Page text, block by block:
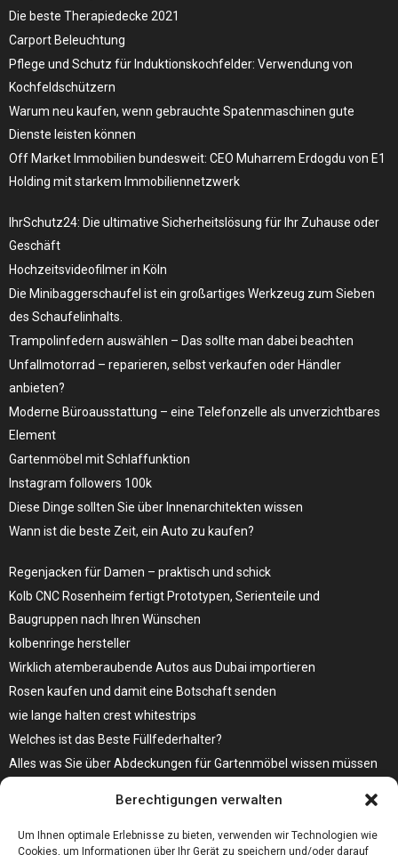
Berechtigungen verwalten
Um Ihnen optimale Erlebnisse zu bieten, verwenden wir Technologien wie
Cookies, um Informationen über Ihr Gerät zu speichern und/oder darauf
Die beste Therapiedecke 2021
Carport Beleuchtung
Pflege und Schutz für Induktionskochfelder: Verwendung von
Kochfeldschützern
Warum neu kaufen, wenn gebrauchte Spatenmaschinen gute
Dienste leisten können
Off Market Immobilien bundesweit: CEO Muharrem Erdogdu von E1
Holding mit starkem Immobiliennetzwerk
IhrSchutz24: Die ultimative Sicherheitslösung für Ihr Zuhause oder
Geschäft
Hochzeitsvideofilmer in Köln
Die Minibaggerschaufel ist ein großartiges Werkzeug zum Sieben
des Schaufelinhalts.
Trampolinfedern auswählen – Das sollte man dabei beachten
Unfallmotorrad – reparieren, selbst verkaufen oder Händler
anbieten?
Moderne Büroausstattung – eine Telefonzelle als unverzichtbares
Element
Gartenmöbel mit Schlaffunktion
Instagram followers 100k
Diese Dinge sollten Sie über Innenarchitekten wissen
Wann ist die beste Zeit, ein Auto zu kaufen?
Regenjacken für Damen – praktisch und schick
Kolb CNC Rosenheim fertigt Prototypen, Serienteile und
Baugruppen nach Ihren Wünschen
kolbenringe hersteller
Wirklich atemberaubende Autos aus Dubai importieren
Rosen kaufen und damit eine Botschaft senden
wie lange halten crest whitestrips
Welches ist das Beste Füllfederhalter?
Alles was Sie über Abdeckungen für Gartenmöbel wissen müssen
Bare Metal Server?